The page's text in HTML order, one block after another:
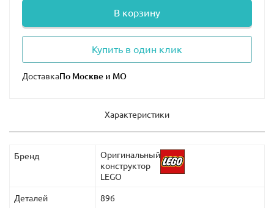
В корзину
Купить в один клик
Доставка
Характеристики
Бренд
Оригинальный
конструктор
LEGO
Деталей 896